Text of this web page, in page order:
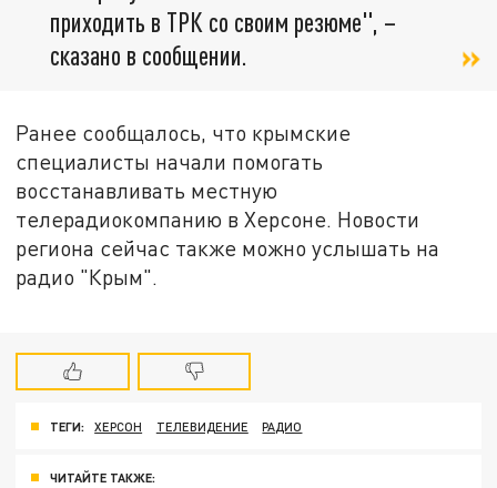
приходить в ТРК со своим резюме", –
сказано в сообщении.
Ранее сообщалось, что крымские
специалисты начали помогать
восстанавливать местную
телерадиокомпанию в Херсоне. Новости
региона сейчас также можно услышать на
радио "Крым".
ТЕГИ: ХЕРСОН ТЕЛЕВИДЕНИЕ РАДИО
ЧИТАЙТЕ ТАКЖЕ: